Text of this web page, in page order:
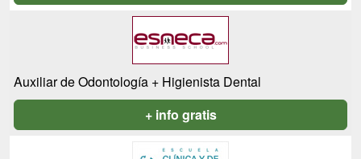
Auxiliar de Odontología + Higienista Dental
+ info gratis